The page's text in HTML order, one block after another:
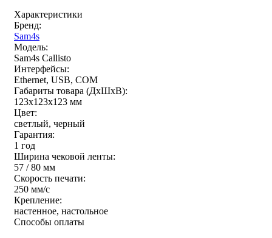
Характеристики
Бренд:
Sam4s
Модель:
Sam4s Callisto
Интерфейсы:
Ethernet, USB, COM
Габариты товара (ДxШxВ):
123х123х123 мм
Цвет:
светлый, черный
Гарантия:
1 год
Ширина чековой ленты:
57 / 80 мм
Скорость печати:
250 мм/c
Крепление:
настенное, настольное
Способы оплаты